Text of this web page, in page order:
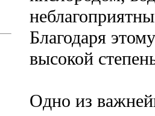
Благодаря
высокой
Одно из